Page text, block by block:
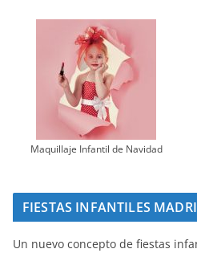
Maquillaje Infantil de Navidad
FIESTAS INFANTILES
Un nuevo concepto de fiestas